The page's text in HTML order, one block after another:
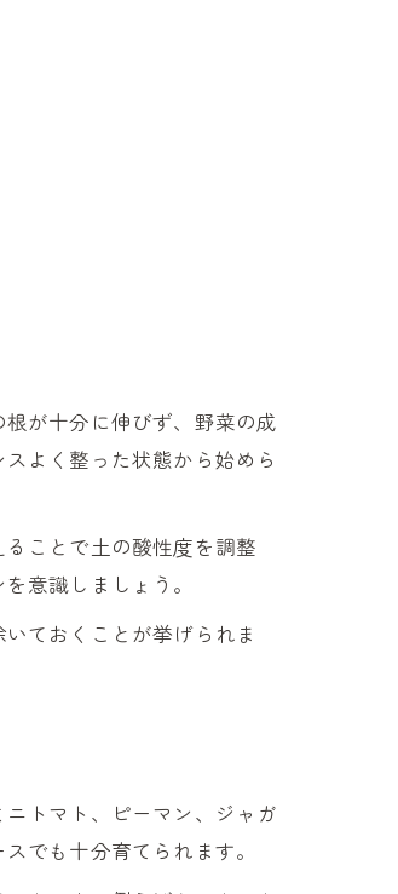
が十分に伸びず、野菜の成
よく整った状態から始めら
ことで土の酸性度を調整
意識しましょう。
ておくことが挙げられま
トマト、ピーマン、ジャガ
でも十分育てられます。